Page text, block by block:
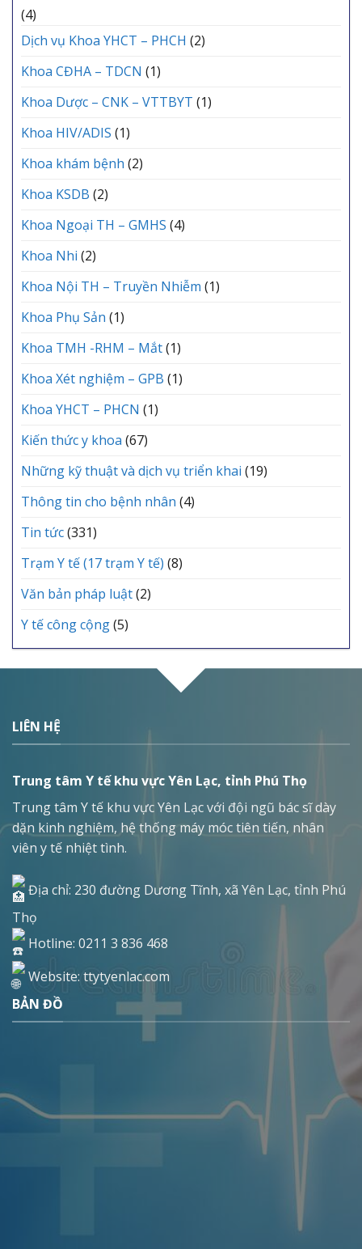
(4)
Dịch vụ Khoa YHCT – PHCH (2)
Khoa CĐHA – TDCN (1)
Khoa Dược – CNK – VTTBYT (1)
Khoa HIV/ADIS (1)
Khoa khám bệnh (2)
Khoa KSDB (2)
Khoa Ngoại TH – GMHS (4)
Khoa Nhi (2)
Khoa Nội TH – Truyền Nhiễm (1)
Khoa Phụ Sản (1)
Khoa TMH -RHM – Mắt(1)
Khoa Xét nghiệm – GPB (1)
Khoa YHCT – PHCN (1)
Kiến thức y khoa (67)
Những kỹ thuật và dịch vụ triển khai (19)
Thông tin cho bệnh nhân (4)
Tin tức(331)
Trạm Y tế (17 trạm Y tế) (8)
Văn bản pháp luật(2)
Y tế công cộng(5)
LIÊN HỆ
Trung tâm Y tế khu vực Yên Lạc, tỉnh Phú Thọ
Trung tâm Y tế khu vực Yên Lạc với đội ngũ bác sĩ dày
dặn kinh nghiệm, hệ thống máy móc tiên tiến, nhân
viên y tế nhiệt tình.
Địa chỉ: 230 đường Dương Tĩnh, xã Yên Lạc, tỉnh Phú
Thọ
Hotline: 0211 3 836 468
Website: ttytyenlac.com
BẢN ĐỒ